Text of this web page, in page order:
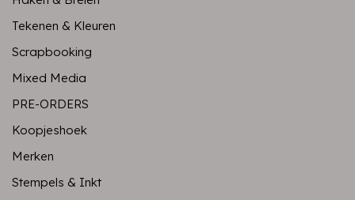
Tekenen & Kleuren
Scrapbooking
Mixed Media
PRE-ORDERS
Koopjeshoek
Merken
Stempels & Inkt